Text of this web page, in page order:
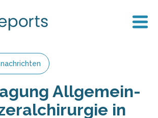
Allgemein-
in